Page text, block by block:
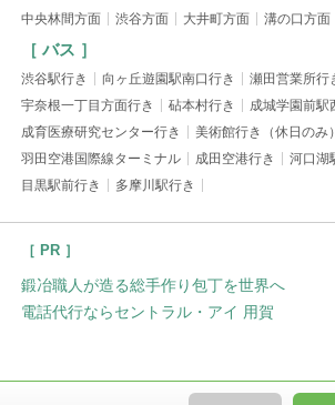
中央林間方面 渋谷方面 大井町方面 溝の口方面
［ バス ］
渋谷駅行き 向ヶ丘遊園駅南口行き
瀬田営業所行
宇奈根一丁目方面行き
砧本村行き
成城学園前駅
成育医療研究センター行き
美術館行き（休日のみ）
羽田空港国際線ターミナル
成田空港行き
河口湖
目黒駅前行き
多摩川駅行き
［ PR ］
鍛冶職人が造る総手作り包丁を世界へ
電話代行ならセントラル・アイ 用賀